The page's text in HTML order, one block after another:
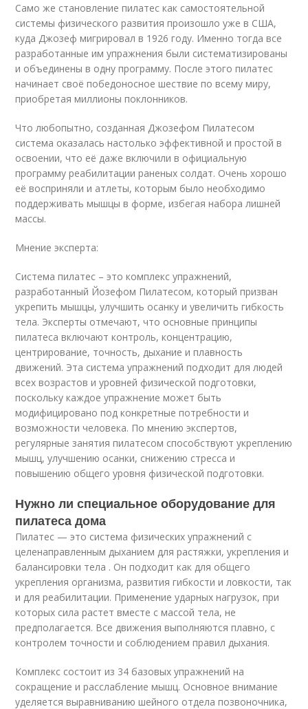
Само же становление пилатес как самостоятельной
системы физического развития произошло уже в США,
куда Джозеф мигрировал в 1926 году. Именно тогда все
разработанные им упражнения были систематизированы
и объединены в одну программу. После этого пилатес
начинает своё победоносное шествие по всему миру,
приобретая миллионы поклонников.
Что любопытно, созданная Джозефом Пилатесом
система оказалась настолько эффективной и простой в
освоении, что её даже включили в официальную
программу реабилитации раненых солдат. Очень хорошо
её восприняли и атлеты, которым было необходимо
поддерживать мышцы в форме, избегая набора лишней
массы.
Мнение эксперта:
Система пилатес – это комплекс упражнений,
разработанный Йозефом Пилатесом, который призван
укрепить мышцы, улучшить осанку и увеличить гибкость
тела. Эксперты отмечают, что основные принципы
пилатеса включают контроль, концентрацию,
центрирование, точность, дыхание и плавность
движений. Эта система упражнений подходит для людей
всех возрастов и уровней физической подготовки,
поскольку каждое упражнение может быть
модифицировано под конкретные потребности и
возможности человека. По мнению экспертов,
регулярные занятия пилатесом способствуют укреплению
мышц, улучшению осанки, снижению стресса и
повышению общего уровня физической подготовки.
Нужно ли специальное оборудование для
пилатеса дома
Пилатес — это система физических упражнений с
целенаправленным дыханием для растяжки, укрепления и
балансировки тела . Он подходит как для общего
укрепления организма, развития гибкости и ловкости, так
и для реабилитации. Применение ударных нагрузок, при
которых сила растет вместе с массой тела, не
предполагается. Все движения выполняются плавно, с
контролем точности и соблюдением правил дыхания.
Комплекс состоит из 34 базовых упражнений на
сокращение и расслабление мышц. Основное внимание
уделяется выравниванию шейного отдела позвоночника,